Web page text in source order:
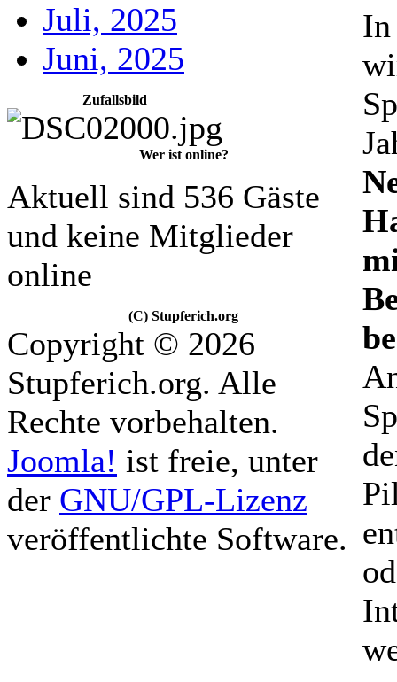
Juli, 2025
Juni, 2025
Zufallsbild
Wer ist online?
Aktuell sind 536 Gäste
und keine Mitglieder
online
(C) Stupferich.org
Copyright © 2026
Stupferich.org. Alle
Rechte vorbehalten.
Joomla! ist freie, unter
der GNU/GPL-Lizenz
veröffentlichte Software.
In